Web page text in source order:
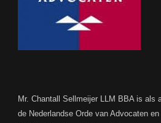
Mr. Chantall Sellmeijer LLM BBA is als
de Nederlandse Orde van Advocaten